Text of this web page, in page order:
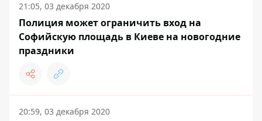
21:05, 03 декабря 2020
Полиция может ограничить вход на
Софийскую площадь в Киеве на новогодние
праздники
20:59, 03 декабря 2020